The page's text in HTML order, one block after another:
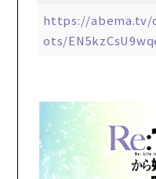
https://abema.tv/
ots/